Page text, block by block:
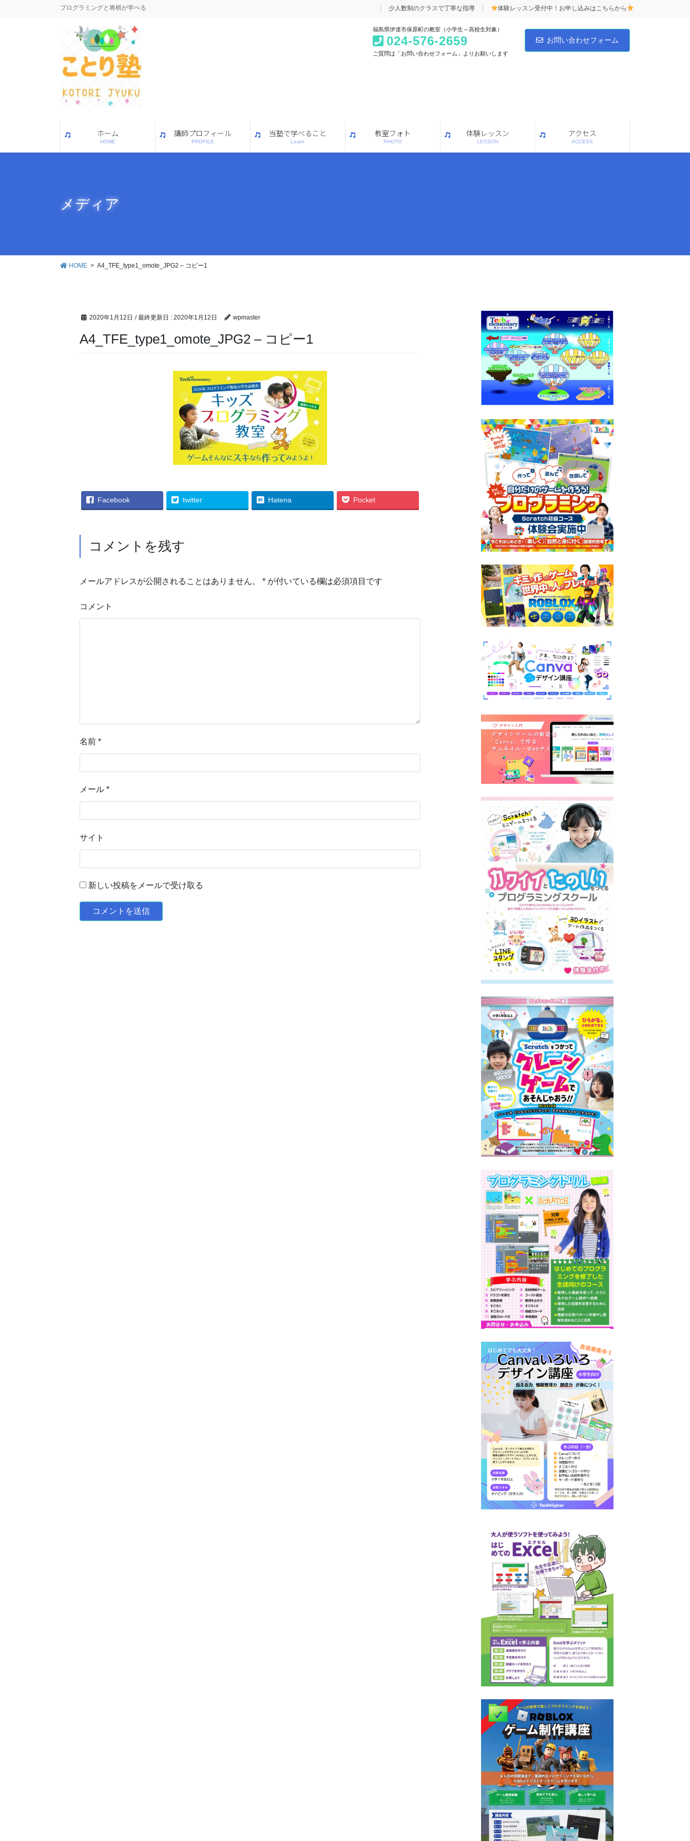
プログラミングと将棋が学べる 少人数制のクラスで丁寧な指導 体験レッスン受付中！お申し込みはこちらから
福島県伊達市保原町の教室（小学生～高校生対象）
024-576-2659
ご質問は「お問い合わせフォーム」よりお願いします
お問い合わせフォーム
ホーム
HOME
講師プロフィール
PROFILE
当塾で学べること
Learn
教室フォト
PHOTO
体験レッスン
LESSON
アクセス
ACCESS
メディア
HOME A4_TFE_type1_omote_JPG2 – コピー1
2020年1月12日 / 最終更新日 :2020年1月12日 wpmaster
A4_TFE_type1_omote_JPG2 – コピー1
Facebook twitter Hatena Pocket
コメントを残す
メールアドレスが公開されることはありません。 * が付いている欄は必須項目です
コメント
名前*
メール*
サイト
新しい投稿をメールで受け取る